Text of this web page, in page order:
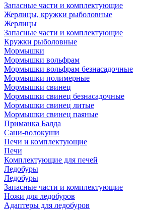
Запасные части и комплектующие
Жерлицы, кружки рыболовные
Жерлицы
Запасные части и комплектующие
Кружки рыболовные
Мормышки
Мормышки вольфрам
Мормышки вольфрам безнасадочные
Мормышки полимерные
Мормышки свинец
Мормышки свинец безнасадочные
Мормышки свинец литые
Мормышки свинец паяные
Приманка Балда
Сани-волокуши
Печи и комплектующие
Печи
Комплектующие для печей
Ледобуры
Ледобуры
Запасные части и комплектующие
Ножи для ледобуров
Адаптеры для ледобуров